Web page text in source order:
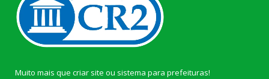
Muito mais que criar site ou sistema para prefeituras!